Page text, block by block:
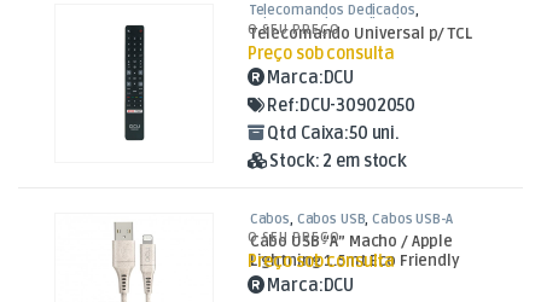
Telecomandos Dedicados,
Telecomandos Dedicados para TCL
TV Aúdio e Vídeo
Telecomando Universal p/ TCL
O SEU PREÇO
Preço sob consulta
Marca:DCU
Ref:DCU-30902050
Qtd Caixa:50 uni.
Stock: 2 em stock
Cabos Cabos USB ,Cabos USB-A
Cabo USB “A” Macho / Apple
Lightning 1.5mt Eco Friendly
O SEU PREÇO
Preço sob consulta
Marca:DCU